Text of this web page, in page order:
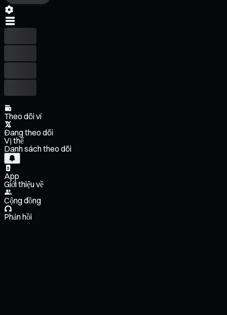
Theo dõi ví
Đang theo dõi
Vị thế
Danh sách theo dõi
App
Giới thiệu về
Cộng đồng
Phản hồi